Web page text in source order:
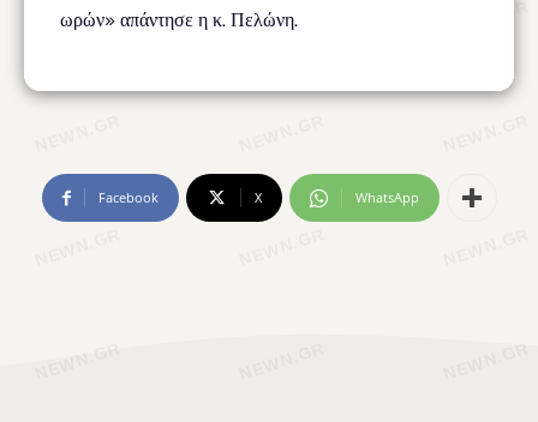
ωρών» απάντησε η κ. Πελώνη.
Facebook X WhatsApp